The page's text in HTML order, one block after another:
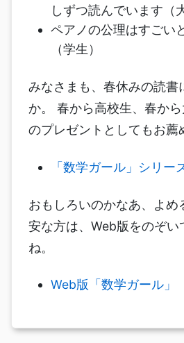
しずつ読んでいます（
ペアノの公理はすごい
（学生）
みなさまも、春休みの読書
か。 春から高校生、春か
のプレゼントとしてもお薦
「数学ガール」シリー
おもしろいのかなあ、よめ
安な方は、Web版をのぞい
ね。
Web版「数学ガール」